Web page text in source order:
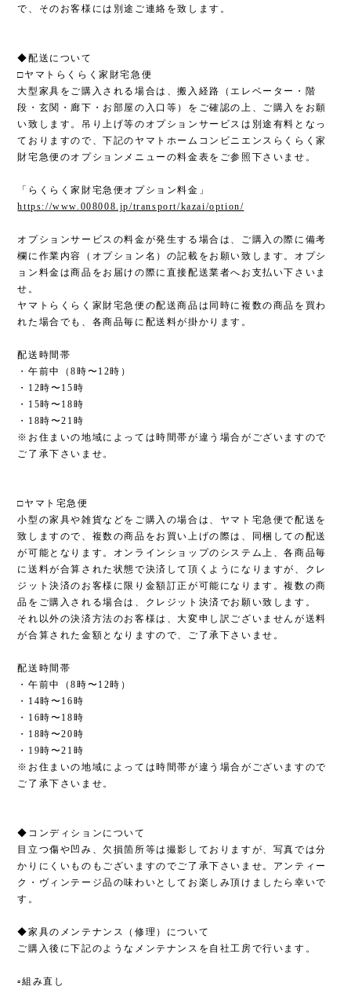
で、そのお客様には別途ご連絡を致します。
◆配送について
□ヤマトらくらく家財宅急便
大型家具をご購入される場合は、搬入経路（エレベーター・階
段・玄関・廊下・お部屋の入口等）をご確認の上、ご購入をお願
い致します。吊り上げ等のオプションサービスは別途有料となっ
ておりますので、下記のヤマトホームコンビニエンスらくらく家
財宅急便のオプションメニューの料金表をご参照下さいませ。
「らくらく家財宅急便オプション料金」
https://www.008008.jp/transport/kazai/option/
オプションサービスの料金が発生する場合は、ご購入の際に備考
欄に作業内容（オプション名）の記載をお願い致します。オプシ
ョン料金は商品をお届けの際に直接配送業者へお支払い下さいま
せ。
ヤマトらくらく家財宅急便の配送商品は同時に複数の商品を買わ
れた場合でも、各商品毎に配送料が掛かります。
配送時間帯
・午前中（8時〜12時）
・12時〜15時
・15時〜18時
・18時〜21時
※お住まいの地域によっては時間帯が違う場合がございますので
ご了承下さいませ。
□ヤマト宅急便
小型の家具や雑貨などをご購入の場合は、ヤマト宅急便で配送を
致しますので、複数の商品をお買い上げの際は、同梱しての配送
が可能となります。オンラインショップのシステム上、各商品毎
に送料が合算された状態で決済して頂くようになりますが、クレ
ジット決済のお客様に限り金額訂正が可能になります。複数の商
品をご購入される場合は、クレジット決済でお願い致します。
それ以外の決済方法のお客様は、大変申し訳ございませんが送料
が合算された金額となりますので、ご了承下さいませ。
配送時間帯
・午前中（8時〜12時）
・14時〜16時
・16時〜18時
・18時〜20時
・19時〜21時
※お住まいの地域によっては時間帯が違う場合がございますので
ご了承下さいませ。
◆コンディションについて
目立つ傷や凹み、欠損箇所等は撮影しておりますが、写真では分
かりにくいものもございますのでご了承下さいませ。アンティー
ク・ヴィンテージ品の味わいとしてお楽しみ頂けましたら幸いで
す。
◆家具のメンテナンス（修理）について
ご購入後に下記のようなメンテナンスを自社工房で行います。
▫︎組み直し